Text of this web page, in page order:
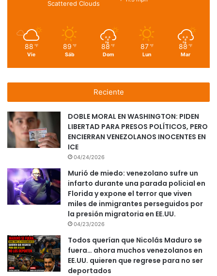
Scattered Clouds
88 ℉
Vie
89 ℉
Sáb
88 ℉
Dom
87 ℉
Lun
88 ℉
Mar
Reciente
DOBLE MORAL EN WASHINGTON: PIDEN
LIBERTAD PARA PRESOS POLÍTICOS, PERO
ENCIERRAN VENEZOLANOS INOCENTES EN
ICE
04/24/2026
Murió de miedo: venezolano sufre un
infarto durante una parada policial en
Florida y expone el terror que viven
miles de inmigrantes perseguidos por
la presión migratoria en EE.UU.
04/23/2026
Todos querían que Nicolás Maduro se
fuera… ahora muchos venezolanos en
EE.UU. quieren que regrese para no ser
deportados